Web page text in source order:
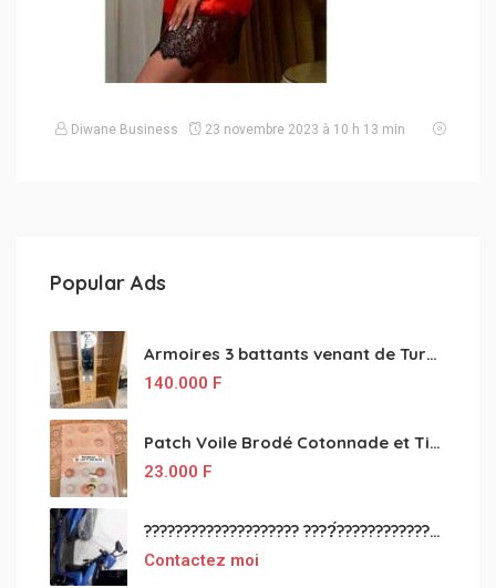
Diwane Business 23 novembre 2023 à 10 h 13 min
Popular Ads
Armoires 3 battants venant de Turquie disponibles
140.000 F
Patch Voile Brodé Cotonnade et Tinu Minu de l’Inde ???????? ????
23.000 F
???????????????????? ????́???????????????????????????????????????? à vendre
Contactez moi